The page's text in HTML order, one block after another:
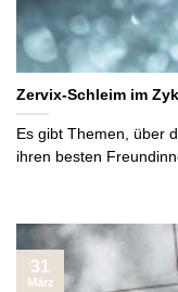
Zervix-Schleim im
Es gibt Themen, über
ihren besten
31
März